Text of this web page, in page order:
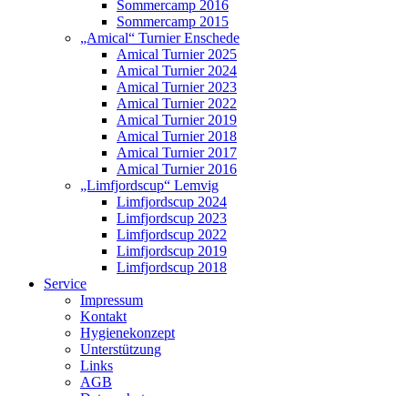
Sommercamp 2016
Sommercamp 2015
„Amical“ Turnier Enschede
Amical Turnier 2025
Amical Turnier 2024
Amical Turnier 2023
Amical Turnier 2022
Amical Turnier 2019
Amical Turnier 2018
Amical Turnier 2017
Amical Turnier 2016
„Limfjordscup“ Lemvig
Limfjordscup 2024
Limfjordscup 2023
Limfjordscup 2022
Limfjordscup 2019
Limfjordscup 2018
Service
Impressum
Kontakt
Hygienekonzept
Unterstützung
Links
AGB